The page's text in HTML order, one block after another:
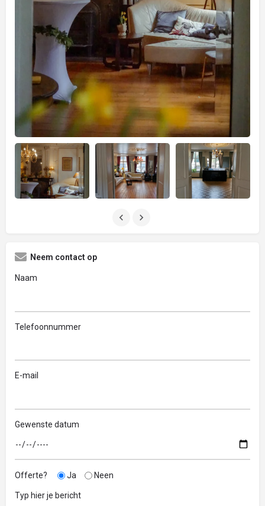
Neem contact op
Naam
Telefoonnummer
E-mail
Gewenste datum
Offerte? Ja Neen